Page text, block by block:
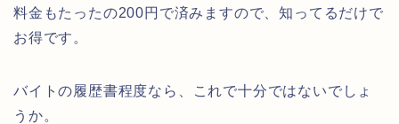
料金もたったの200円で済みますので、知ってるだけで
お得です。
バイトの履歴書程度なら、これで十分ではないでしょ
うか。